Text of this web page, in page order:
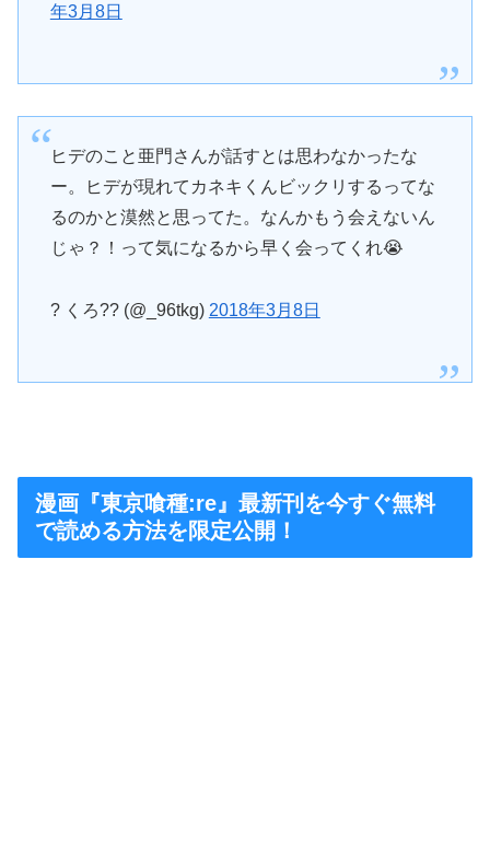
年3月8日
ヒデのこと亜門さんが話すとは思わなかったな
ー。ヒデが現れてカネキくんビックリするってな
るのかと漠然と思ってた。なんかもう会えないん
じゃ？！って気になるから早く会ってくれ😭
? くろ?? (@_96tkg) 2018年3月8日
漫画『東京喰種:re』最新刊を今すぐ無料
で読める方法を限定公開！